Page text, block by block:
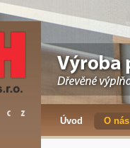
Úvod O nás